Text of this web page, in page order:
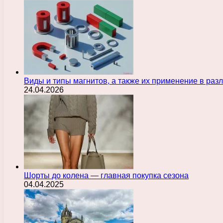
Виды и типы магнитов, а также их применение в
24.04.2026
Шорты до колена — главная покупка сезона
04.04.2025